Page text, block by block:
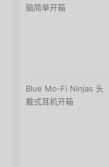
脑简单开箱
Blue Mo-Fi Ninjas 头
戴式耳机开箱